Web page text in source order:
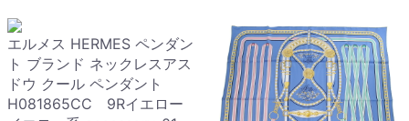
エルメス HERMES ペンダン
ト ブランド ネックレスアス
ドウ クール ペンダント
H081865CC 9Rイエロー